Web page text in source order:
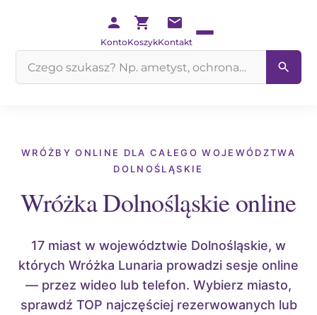
KontoKoszykKontakt
WRÓŻBY ONLINE DLA CAŁEGO WOJEWÓDZTWA
DOLNOŚLĄSKIE
Wróżka Dolnośląskie online
17 miast w województwie Dolnośląskie, w
których Wróżka Lunaria prowadzi sesje online
— przez wideo lub telefon. Wybierz miasto,
sprawdź TOP najczęściej rezerwowanych lub